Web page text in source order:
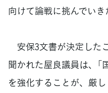
向けて論戦に挑んでいき
安保3文書が決定した
聞かれた屋良議員は、
を強化することが、厳